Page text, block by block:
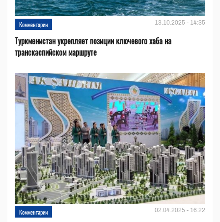
Комментарии 13.10.2025 - 14:35
Туркменистан укрепляет позиции ключевого хаба на
транскаспийском маршруте
Комментарии 02.04.2025 - 16:22